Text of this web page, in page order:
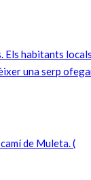
Els habitants
una serp
de Muleta. (